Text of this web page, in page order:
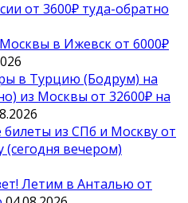
от 3600₽ туда-обратно
в Ижевск от 6000₽
в Турцию (Бодрум) на
из Москвы от 32600₽ на
из СПб и Москву от
(сегодня вечером)
Летим в Анталью от